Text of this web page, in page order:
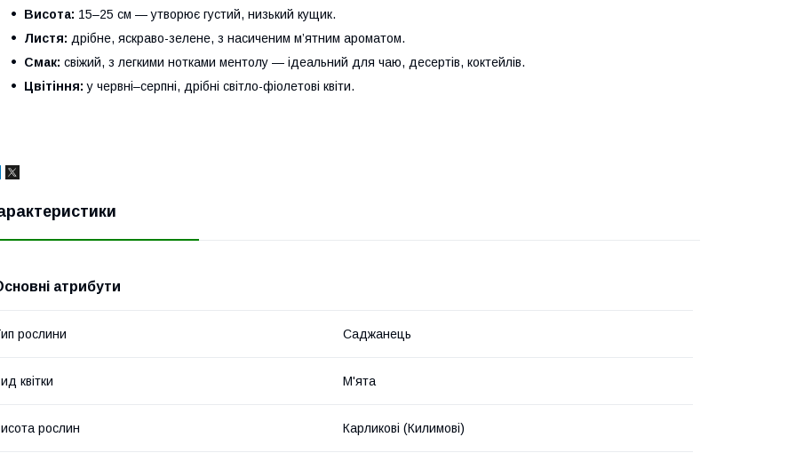
Висота: 15–25 см — утворює густий, низький кущик.
Листя: дрібне, яскраво-зелене, з насиченим м’ятним ароматом.
Смак: свіжий, з легкими нотками ментолу — ідеальний для чаю, десертів, коктейлів.
Цвітіння: у червні–серпні, дрібні світло-фіолетові квіти.
атрибути
рослини Саджанець
квітки М'ята
рослин Карликові (Килимові)